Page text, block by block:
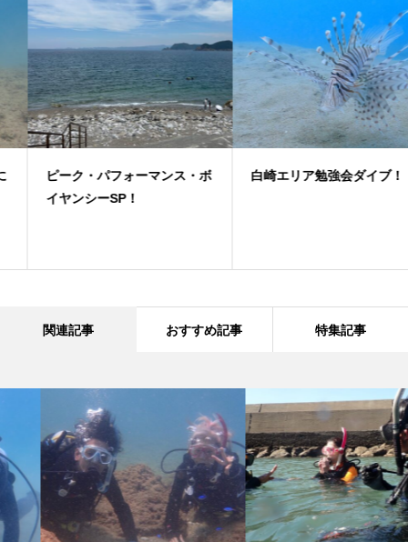
ピーク・パフォーマンス・ボ
イヤンシーSP！
白崎エリア勉強会ダイブ！
関連記事 おすすめ記事 特集記事